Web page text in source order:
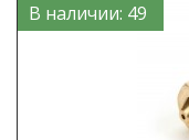
В наличии: 49